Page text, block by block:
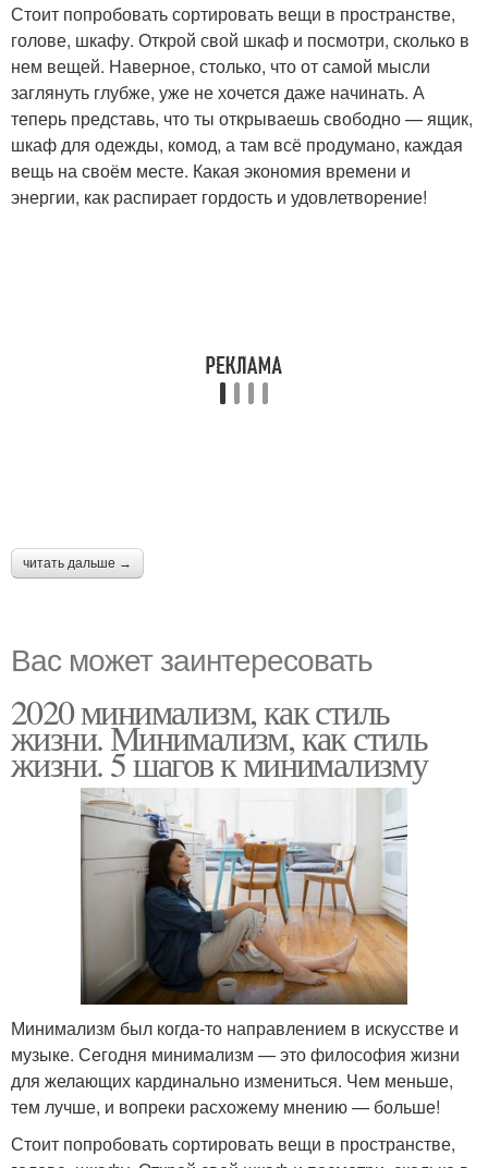
Стоит попробовать сортировать вещи в пространстве,
голове, шкафу. Открой свой шкаф и посмотри, сколько в
нем вещей. Наверное, столько, что от самой мысли
заглянуть глубже, уже не хочется даже начинать. А
теперь представь, что ты открываешь свободно — ящик,
шкаф для одежды, комод, а там всё продумано, каждая
вещь на своём месте. Какая экономия времени и
энергии, как распирает гордость и удовлетворение!
читать дальше →
Вас может заинтересовать
2020 минимализм, как стиль
жизни. Минимализм, как стиль
жизни. 5 шагов к минимализму
Минимализм был когда-то направлением в искусстве и
музыке. Сегодня минимализм — это философия жизни
для желающих кардинально измениться. Чем меньше,
тем лучше, и вопреки расхожему мнению — больше!
Стоит попробовать сортировать вещи в пространстве,